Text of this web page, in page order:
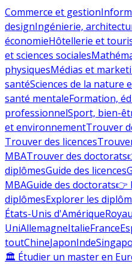
Commerce et gestion
designIngénierie,
économieHôtellerie et
et sciences sociales
physiquesMédias et
santéSciences de la nature
santé mentaleFormation,
professionnelSport, bien-
et environnementTrouver
Trouver des licences
MBATrouver des doctorats
diplômesGuide des licences
MBAGuide des doctorats👉
diplômesExplorer les
États-Unis d'Amérique
UniAllemagneItalieFrance
toutChineJaponInde
🏛 Étudier un master en